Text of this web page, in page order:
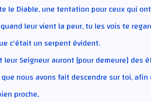
le Diable, une tentation pour ceux qui ont
leur vient la peur, tu les vois te
c'était un serpent évident.
Seigneur auront [pour demeure] des
que nous avons fait descendre sur toi, afin
proche,